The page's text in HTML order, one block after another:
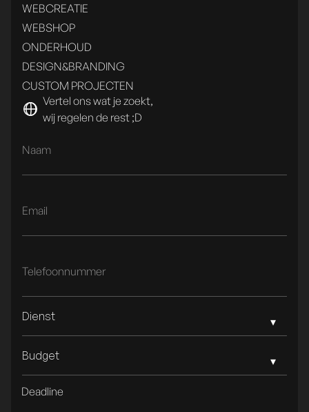
WEBCREATIE
WEBSHOP
ONDERHOUD
DESIGN&BRANDING
CUSTOM PROJECTEN
Vertel ons wat je zoekt,
wij regelen de rest ;D
Dienst
Budget
Deadline